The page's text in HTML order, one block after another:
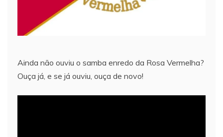
Ainda não ouviu o samba enredo da Rosa Vermelha?
Ouça já, e se já ouviu, ouça de novo!